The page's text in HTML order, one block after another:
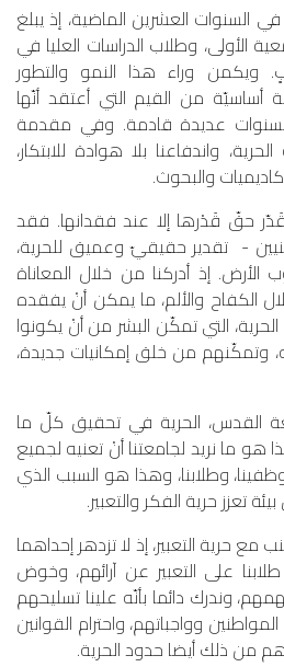
السنوات العشرين الماضية، إذ يبلغ
الأولى، وطلاب الدراسات العليا في
نحو (12,000)طالبٍ. ويكمن وراء هذا النمو والتطور
أساسيّة من القيم التي أعتقد أنّها
لسنوات عديدة قادمة. وفي مقدمة
واندفاعنا بلا هوادة للابتكار،
والبحوث.
حقّ قَدْرها إلا عند فقدانها. فقد
- تقدير حقيقيّ وعميق للحرية،
إذ أدركنا من خلال المعاناة
الكفاح والألم، ما يمكن أنْ يفقده
التي تمكّن البشر من أنْ يكونوا
وتمكّنهم من خلق إمكانيات جديدة،
القدس، الحرية في تحقيق كلّ ما
ما نريد لجامعتنا أنْ تعنيه لجميع
وطلابنا، وهذا هو السبب الذي
تعزز حرية الفكر والتعبير.
مع حرية التعبير، إذ لا تزدهر إحداهما
على التعبير عن آرائهم، وخوض
وندرك دائما بأنّه علينا تسليحهم
وواجباتهم، واحترام القوانين
من ذلك أيضا حدود الحرية.